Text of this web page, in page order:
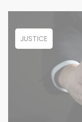
JUSTICE